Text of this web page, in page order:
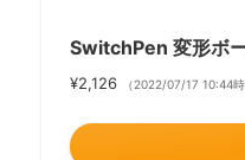
SwitchPen 変形ボ
¥2,126 （2022/07/17 10:44